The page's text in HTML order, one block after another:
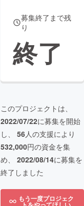
募集終了まで残
り
終了
このプロジェクトは、
2022/07/22に募集を開始
し、 56人の支援により
532,000円の資金を集
め、 2022/08/14に募集を
終了しました
もう一度プロジェク